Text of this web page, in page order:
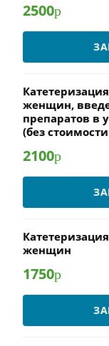
2500р
женщин,
препаратов в
(без
2100р
женщин
1750р